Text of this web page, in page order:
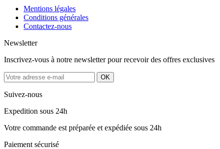
Mentions légales
Conditions générales
Contactez-nous
Newsletter
Inscrivez-vous à notre newsletter pour recevoir des offres exclusives
Suivez-nous
Expedition sous 24h
Votre commande est préparée et expédiée sous 24h
Paiement sécurisé